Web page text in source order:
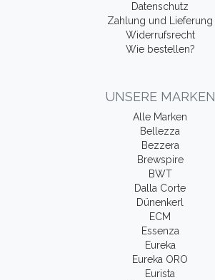
Datenschutz
Zahlung und Lieferung
Widerrufsrecht
Wie bestellen?
UNSERE MARKEN
Alle Marken
Bellezza
Bezzera
Brewspire
BWT
Dalla Corte
Dünenkerl
ECM
Essenza
Eureka
Eureka ORO
Eurista